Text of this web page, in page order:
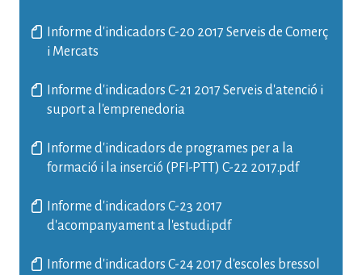
Informe d'indicadors C-20 2017 Serveis de Comerç
i Mercats
Informe d'indicadors C-21 2017 Serveis d'atenció i
suport a l'emprenedoria
Informe d'indicadors de programes per a la
formació i la inserció (PFI-PTT) C-22 2017.pdf
Informe d'indicadors C-23 2017
d'acompanyament a l'estudi.pdf
Informe d'indicadors C-24 2017 d'escoles bressol